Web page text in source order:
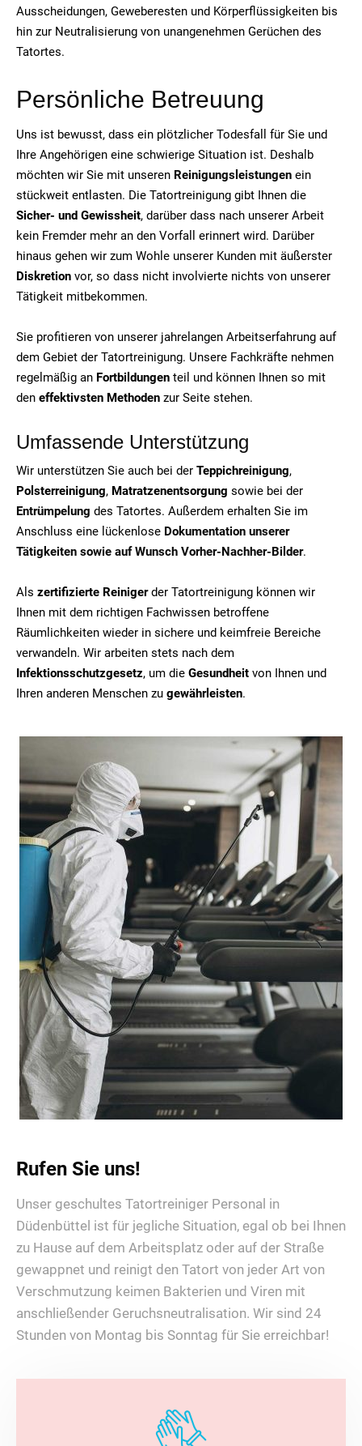
Ausscheidungen, Geweberesten und Körperflüssigkeiten bis
hin zur Neutralisierung von unangenehmen Gerüchen des
Tatortes.
Persönliche Betreuung
Uns ist bewusst, dass ein plötzlicher Todesfall für Sie und
Ihre Angehörigen eine schwierige Situation ist. Deshalb
möchten wir Sie mit unseren Reinigungsleistungen ein
stückweit entlasten. Die Tatortreinigung gibt Ihnen die
Sicher- und Gewissheit, darüber dass nach unserer Arbeit
kein Fremder mehr an den Vorfall erinnert wird. Darüber
hinaus gehen wir zum Wohle unserer Kunden mit äußerster
Diskretion vor, so dass nicht involvierte nichts von unserer
Tätigkeit mitbekommen.
Sie profitieren von unserer jahrelangen Arbeitserfahrung auf
dem Gebiet der Tatortreinigung. Unsere Fachkräfte nehmen
regelmäßig an Fortbildungen teil und können Ihnen so mit
den effektivsten Methoden zur Seite stehen.
Umfassende Unterstützung
Wir unterstützen Sie auch bei der Teppichreinigung,
Polsterreinigung, Matratzenentsorgung sowie bei der
Entrümpelung des Tatortes. Außerdem erhalten Sie im
Anschluss eine lückenlose Dokumentation unserer
Tätigkeiten sowie auf Wunsch Vorher-Nachher-Bilder.
Als zertifizierte Reinigerder Tatortreinigung können wir
Ihnen mit dem richtigen Fachwissen betroffene
Räumlichkeiten wieder in sichere und keimfreie Bereiche
verwandeln. Wir arbeiten stets nach dem
Infektionsschutzgesetz, um die Gesundheit von Ihnen und
Ihren anderen Menschen zu gewährleisten.
Rufen Sie uns!
Unser geschultes Tatortreiniger Personal in
Düdenbüttel ist für jegliche Situation, egal ob bei Ihnen
zu Hause auf dem Arbeitsplatz oder auf der Straße
gewappnet und reinigt den Tatort von jeder Art von
Verschmutzung keimen Bakterien und Viren mit
anschließender Geruchsneutralisation. Wir sind 24
Stunden von Montag bis Sonntag für Sie erreichbar!